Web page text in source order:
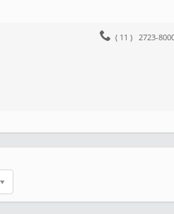
( 11 ) 2723-